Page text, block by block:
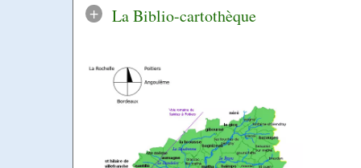
+
La Biblio-cartothèque